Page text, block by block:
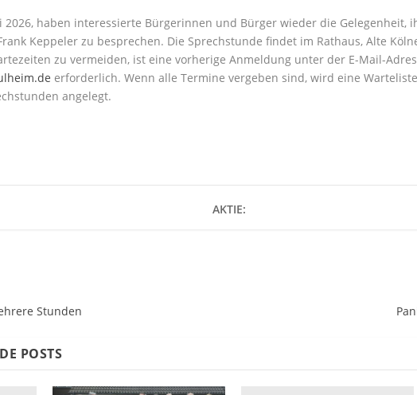
2026, haben interessierte Bürgerinnen und Bürger wieder die Gelegenheit,
Keppeler zu besprechen. Die Sprechstunde findet im Rathaus, Alte
zu vermeiden, ist eine vorherige Anmeldung unter der E-Mail-
erforderlich. Wenn alle Termine vergeben sind, wird eine
angelegt.
AKTIE:
Stunden
POSTS